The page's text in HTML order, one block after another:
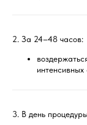
2. За 24–48 часов:
интенсивных
3. В день